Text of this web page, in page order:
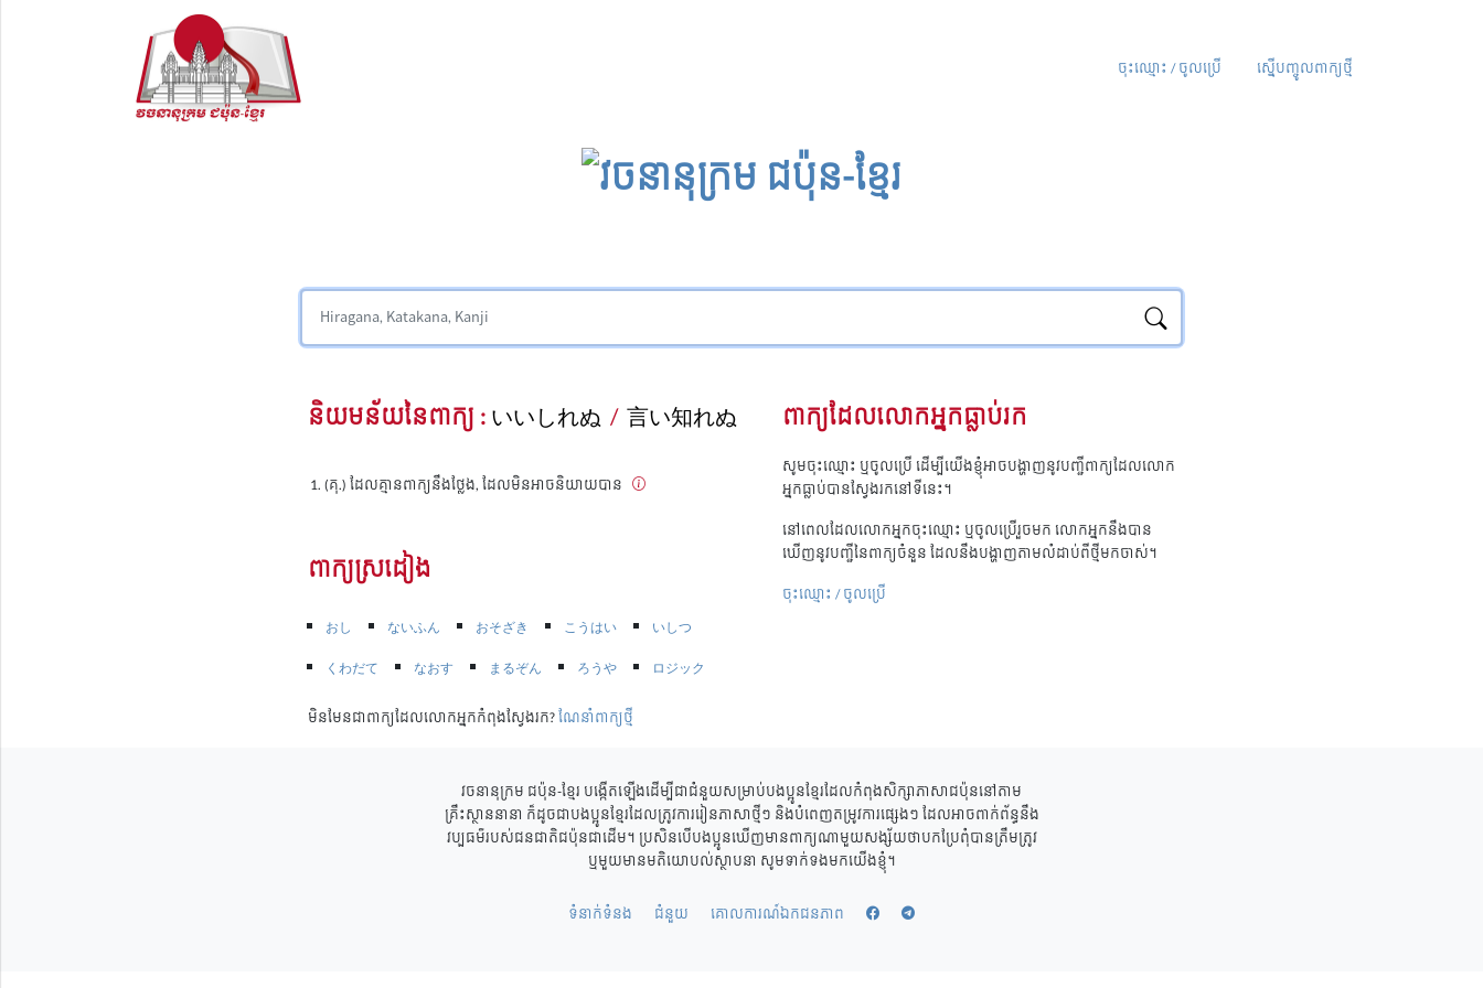
ចុះឈ្មោះ / ចូលប្រើ ស្នើបញ្ចូលពាក្យថ្មី
និយមន័យនៃពាក្យ :いいしれぬ / 言い知れぬ
(គុ.) ដែលគ្មានពាក្យនឹងថ្លែង, ដែលមិនអាចនិយាយបាន
ពាក្យស្រដៀង
おし ないふん おそざき こうはい
いしつ
くわだて
なおす まるぞん ろうや ロジック
មិនមែនជាពាក្យដែលលោកអ្នកកំពុងស្វែងរក?ណែនាំពាក្យថ្មី
ពាក្យដែលលោកអ្នកធ្លាប់រក
សូមចុះឈ្មោះ ឬចូលប្រើ ដើម្បីយើងខ្ញុំអាចបង្ហាញនូវបញ្ជីពាក្យដែលលោក
អ្នកធ្លាប់បានស្វែងរកនៅទីនេះ។
នៅពេលដែលលោកអ្នកចុះឈ្មោះ ឬចូលប្រើរួចមក លោកអ្នកនឹងបាន
ឃើញនូវបញ្ជីនៃពាក្យចំនួន ដែលនឹងបង្ហាញតាមលំដាប់ពីថ្មីមកចាស់។
ចុះឈ្មោះ / ចូលប្រើ
វចនានុក្រម ជប៉ុន-ខ្មែរ បង្កើតឡើងដើម្បីជាជំនួយសម្រាប់បងប្អូនខ្មែរដែលកំពុងសិក្សាភាសាជប៉ុននៅតាម
គ្រឹះស្ថាននានា ក៏ដូចជាបងប្អូនខ្មែរដែលត្រូវការរៀនភាសាថ្មីៗ និងបំពេញតម្រូវការផ្សេងៗ ដែលអាចពាក់ព័ន្ធនឹង
វប្បធម៌របស់ជនជាតិជប៉ុនជាដើម។ ប្រសិនបើបងប្អូនឃើញមានពាក្យណាមួយសង្ស័យថាបកប្រែពុំបានត្រឹមត្រូវ
ឬមួយមានមតិយោបល់ស្ថាបនា សូមទាក់ទងមកយើងខ្ញុំ។
ទំនាក់ទំនង ជំនួយ គោលការណ៍ឯកជនភាព